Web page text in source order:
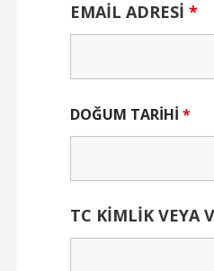
EMAİL ADRESİ *
DOĞUM TARİHİ *
TC KİMLİK VEYA